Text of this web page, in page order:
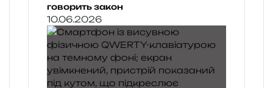
говорить закон
10.06.2026